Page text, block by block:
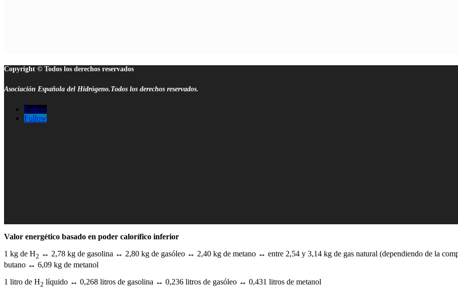
Copyright © Todos los derechos reservados
Asociación Española del Hidrógeno.Todos los derechos reservados.
Follow
Follow
Valor energético basado en poder calorífico inferior
1 kg de H2 ↔ 2,78 kg de gasolina ↔ 2,80 kg de gasóleo ↔ 2,40 kg de metano ↔ entre 2,54 y 3,14 kg de gas natural (dependiendo de la
butano ↔ 6,09 kg de metanol
1 litro de H2 líquido ↔ 0,268 litros de gasolina ↔ 0,236 litros de gasóleo ↔ 0,431 litros de metanol